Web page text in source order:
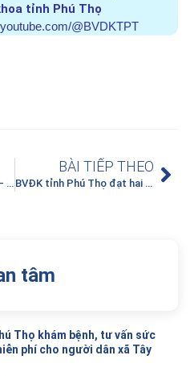
tỉnh Phú Thọ
@BVDKTPT
Khoa Chẩn đoán hình ảnh – Bệnh viện đa khoa tỉnh Phú Thọ: Hành trình 7 năm phát triển đột phá các kỹ thuật Điện quang can thiệp
BÀI TIẾP THEO
BVĐK tỉnh Phú Thọ đạt hai giải thưởng tại cuộc thi poster “Đề án cải tiến chất lượng bệnh viện” – Diễn đàn quốc gia chất lượng bệnh viện lần thứ V
tâm
Thọ khám bệnh, tư vấn sức
phí cho người dân xã Tây